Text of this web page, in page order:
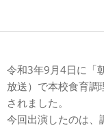
令和3年9月4日に「
放送）で本校食育調
されました。
今回出演したのは、